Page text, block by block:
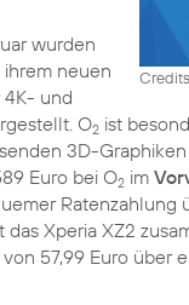
wurden
neuen
und
O2 ist
3D-
Euro bei O2 im
Ratenzahlung
Xperia XZ2
57,99 Euro über